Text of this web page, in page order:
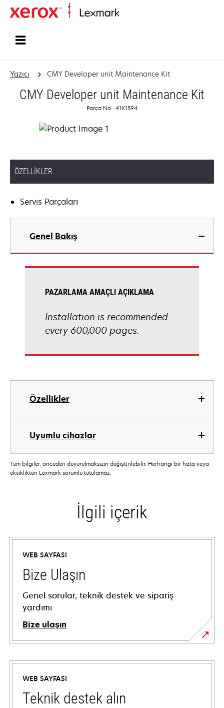
Yazıcı CMY Developer unit Maintenance Kit
CMY Developer unit Maintenance Kit
Parça No.: 41X1594
ÖZELLIKLER
Servis Parçaları
Genel Bakış
Özellikler
Uyumlu cihazlar
PAZARLAMA AMAÇLI AÇIKLAMA
Installation is recommended
every 600,000 pages.
Tüm bilgiler, önceden duyurulmaksızın değiştirilebilir. Herhangi bir hata veya
eksiklikten Lexmark sorumlu tutulamaz.
İlgili içerik
WEB SAYFASI
Bize Ulaşın
Genel sorular, teknik destek ve sipariş
yardımı.
Bize ulaşın
WEB SAYFASI
Teknik destek alın